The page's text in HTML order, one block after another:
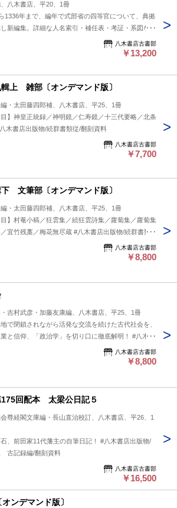
八木書店、平20、1冊
1336年まで、編年で式部省の四等官について、典拠
新編集。詳細な人名索引・補任表・考証・系図など
たもの。 #八木書店出版物/補任関連/単行本◆歴史
八木書店古書部
￥13,200
上 雑部〔オンデマンド版〕
・太田藤四郎補、八木書店、平25、1冊
目】神皇正統録／神明鏡／仁寿鏡／十三代要略／北条
木書店出版物/続群書類従/翻刻資料
八木書店古書部
￥7,700
文筆部〔オンデマンド版〕
・太田藤四郎補、八木書店、平25、1冊
目】村菴小稿／狂雲集／続狂雲詩集／蘿蔔集／蘿蔔集
／宜竹残藁／梅花無尽蔵 #八木書店出版物/続群書類
八木書店古書部
￥8,800
吉村武彦・加藤友康編、八木書店、平25、1冊
で閉鎖されながら活発な交流を続けた古代社会を、
と信仰、「政治学」を切り口に徹底解明！ #八木書
八木書店古書部
￥8,800
回配本 太梁公日記５
尊経閣文庫編・長山直治校訂、八木書店、平26、1
、前田家11代藩主の自筆日記！ #八木書店出版物/
古記録編/翻刻資料
八木書店古書部
￥16,500
ンデマンド版〕